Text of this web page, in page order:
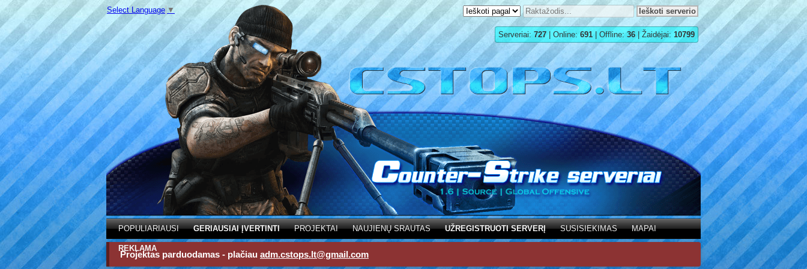
Select Language ▼
Serveriai: 727 | Online: 691 | Offline: 36 | Žaidėjai: 10799
POPULIARIAUSI GERIAUSIAI ĮVERTINTI PROJEKTAI NAUJIENŲ SRAUTAS UŽREGISTRUOTI SERVERĮ SUSISIEKIMAS MAPAI
REKLAMA
Projektas parduodamas - plačiau adm.cstops.lt@gmail.com